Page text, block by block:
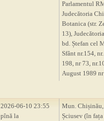
Parlamentul
Judecătoria
Botanica (str.
13),
bd. Ștefan cel
Sfânt nr.154,
198, nr 73,
August 1989 nr
2026-06-10 23:55
pînă la
Mun.
Șciusev (în